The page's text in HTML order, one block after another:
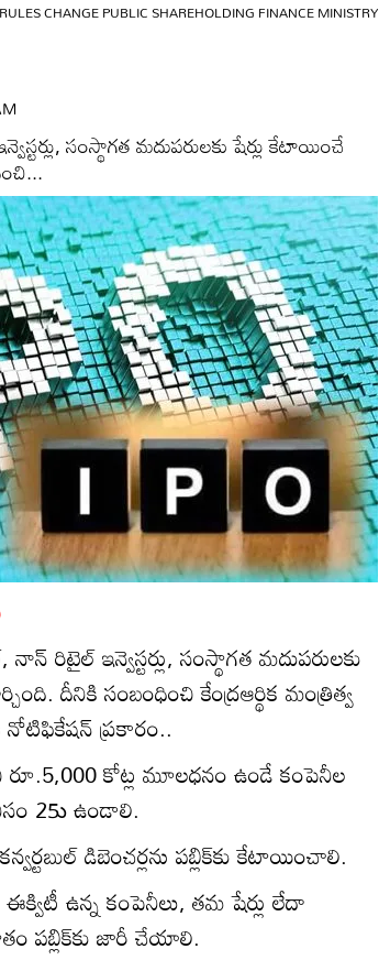
CHANGE PUBLIC SHAREHOLDING FINANCE MINISTRY
సంస్థాగత మదుపరులకు షేర్లు కేటాయించే
రిటైల్‌ ఇన్వెస్టర్లు, సంస్థాగత మదుపరులకు
దీనికి సంబంధించి కేంద్రఆర్థిక మంత్రిత్వ
ప్రకారం..
రూ.5,000 కోట్ల మూలధనం ఉండే కంపెనీల
25ు ఉండాలి.
డిబెంచర్లను పబ్లిక్‌కు కేటాయించాలి.
ఉన్న కంపెనీలు, తమ షేర్లు లేదా
పబ్లిక్‌కు జారీ చేయాలి.